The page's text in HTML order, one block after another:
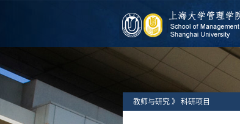
教师与研究 》 科研项目